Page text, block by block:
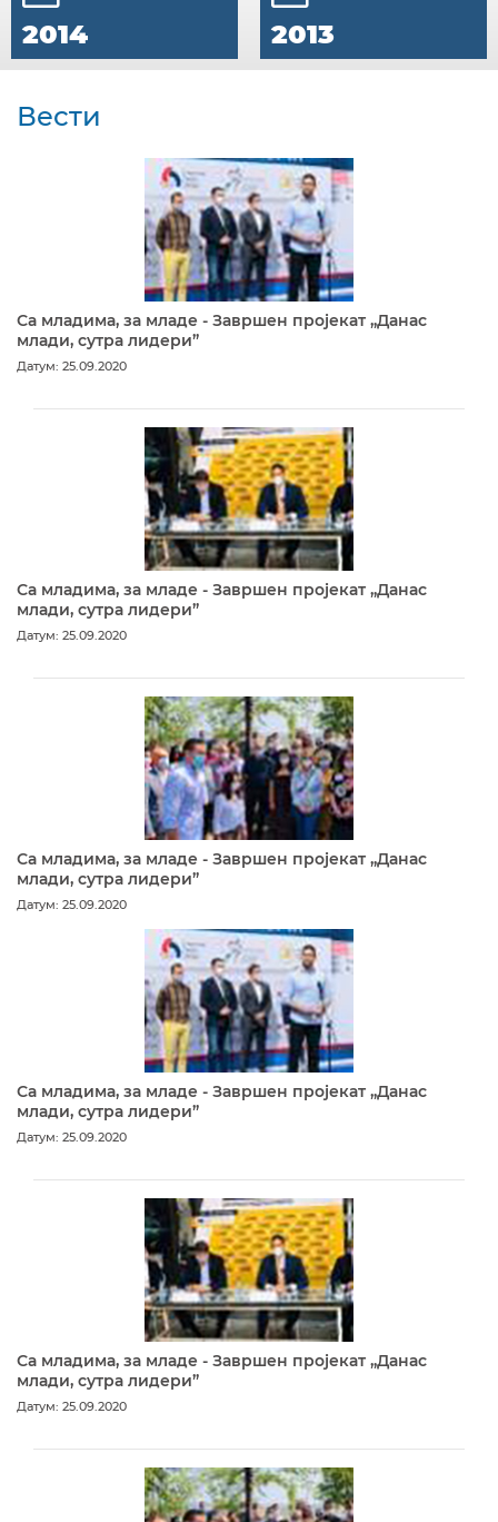
2014 2013
Вести
Са младима, за младе - Завршен пројекат „Данас
млади, сутра лидери”
Датум: 25.09.2020
Са младима, за младе - Завршен пројекат „Данас
млади, сутра лидери”
Датум: 25.09.2020
Са младима, за младе - Завршен пројекат „Данас
млади, сутра лидери”
Датум: 25.09.2020
Са младима, за младе - Завршен пројекат „Данас
млади, сутра лидери”
Датум: 25.09.2020
Са младима, за младе - Завршен пројекат „Данас
млади, сутра лидери”
Датум: 25.09.2020